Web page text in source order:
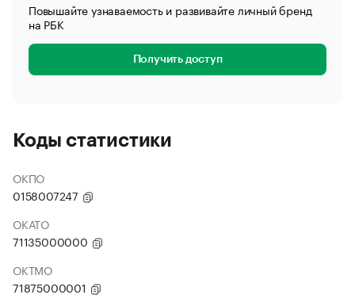
Повышайте узнаваемость и развивайте личный бренд
на РБК
Получить доступ
Коды статистики
ОКПО
0158007247
ОКАТО
71135000000
ОКТМО
71875000001